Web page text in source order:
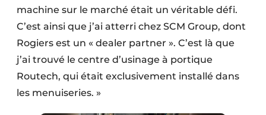
machine sur le marché était un véritable défi.
C’est ainsi que j’ai atterri chez SCM Group, dont
Rogiers est un « dealer partner ». C’est là que
j’ai trouvé le centre d’usinage à portique
Routech, qui était exclusivement installé dans
les menuiseries. »